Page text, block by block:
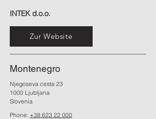
INTEK d.o.o.
Zur Website
Montenegro
Njegoseva cesta 23
1000 Ljubljana
Slovenia
Phone: +38 623 22 000